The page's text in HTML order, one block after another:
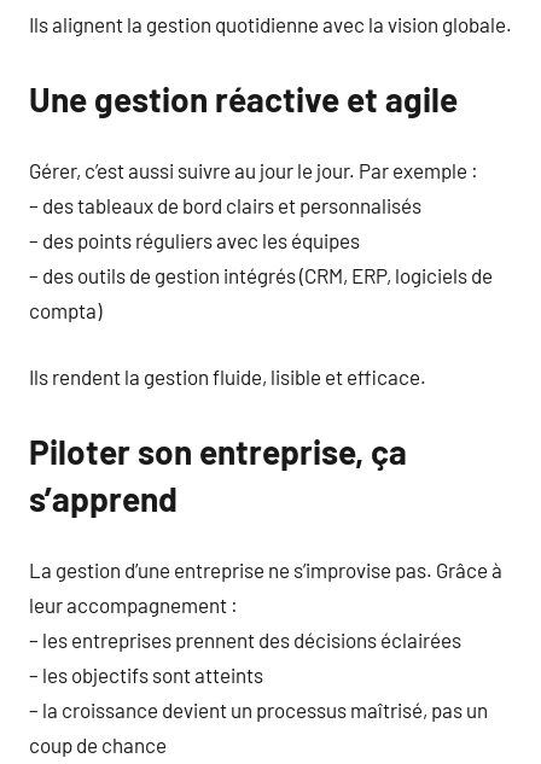
Ils alignent la gestion quotidienne avec la vision globale.
Une gestion réactive et agile
Gérer, c’est aussi suivre au jour le jour. Par exemple :
– des tableaux de bord clairs et personnalisés
– des points réguliers avec les équipes
– des outils de gestion intégrés (CRM, ERP, logiciels de
compta)
Ils rendent la gestion fluide, lisible et efficace.
Piloter son entreprise, ça
s’apprend
La gestion d’une entreprise ne s’improvise pas. Grâce à
leur accompagnement :
– les entreprises prennent des décisions éclairées
– les objectifs sont atteints
– la croissance devient un processus maîtrisé, pas un
coup de chance